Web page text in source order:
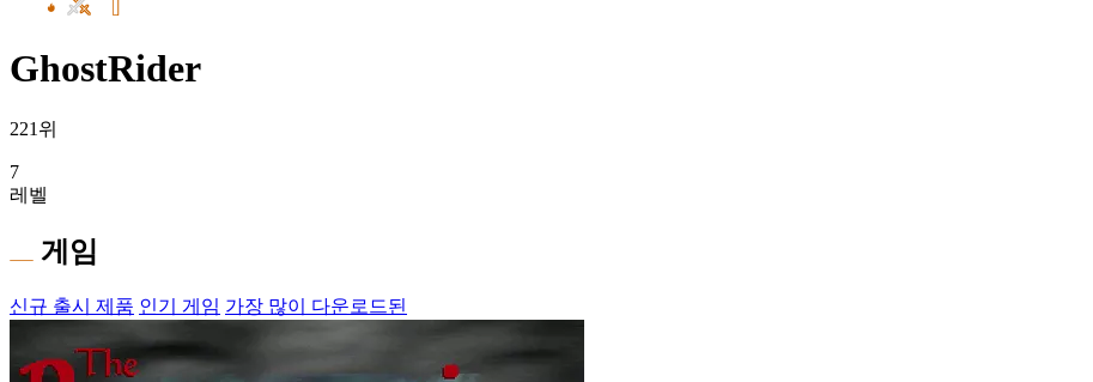
GhostRider
221위
7
레벨
게임
신규 출시 제품 인기 게임 가장 많이 다운로드된